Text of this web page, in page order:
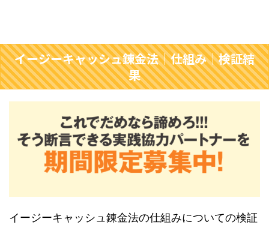
イージーキャッシュ錬金法｜仕組み｜検証結
果
イージーキャッシュ錬金法の仕組みについての検証